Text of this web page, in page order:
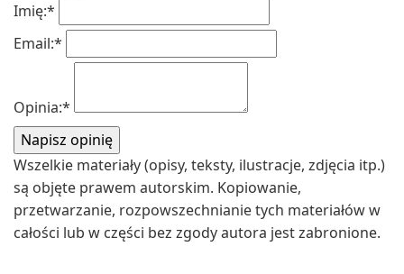
Imię:*
Email:*
Opinia:*
Wszelkie materiały (opisy, teksty, ilustracje, zdjęcia itp.)
są objęte prawem autorskim. Kopiowanie,
przetwarzanie, rozpowszechnianie tych materiałów w
całości lub w części bez zgody autora jest zabronione.